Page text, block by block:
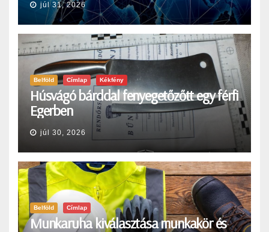
júl 31, 2026
Belföld Címlap Kékfény
Húsvágó bárddal fenyegetőzőtt egy férfi
Egerben
júl 30, 2026
Belföld Címlap
Munkaruha kiválasztása munkakör és